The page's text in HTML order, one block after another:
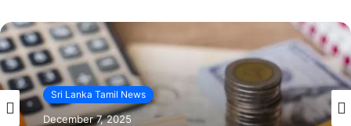
Sri Lanka Tamil News
December 7, 2025